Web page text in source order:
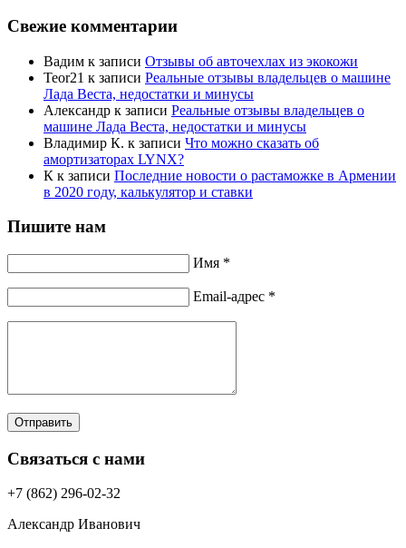
Свежие комментарии
Вадим к записи Отзывы об авточехлах из экокожи
Teor21 к записи Реальные отзывы владельцев о машине
Лада Веста, недостатки и минусы
Александр к записи Реальные отзывы владельцев о
машине Лада Веста, недостатки и минусы
Владимир К. к записи Что можно сказать об
амортизаторах LYNX?
К к записи Последние новости о растаможке в Армении
в 2020 году, калькулятор и ставки
Пишите нам
Имя *
Email-адрес *
Отправить
Связаться с нами
+7 (862) 296-02-32
Александр Иванович